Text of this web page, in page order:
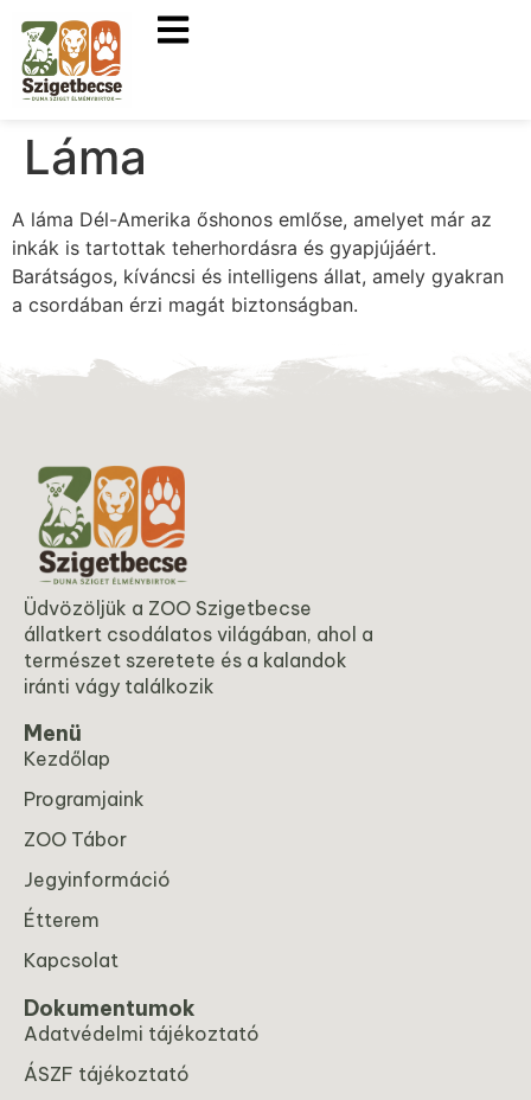
Láma
A láma Dél-Amerika őshonos emlőse, amelyet már az
inkák is tartottak teherhordásra és gyapjújáért.
Barátságos, kíváncsi és intelligens állat, amely gyakran
a csordában érzi magát biztonságban.
Üdvözöljük a ZOO Szigetbecse
állatkert csodálatos világában, ahol a
természet szeretete és a kalandok
iránti vágy találkozik
Menü
Kezdőlap
Programjaink
ZOO Tábor
Jegyinformáció
Étterem
Kapcsolat
Dokumentumok
Adatvédelmi tájékoztató
ÁSZF tájékoztató